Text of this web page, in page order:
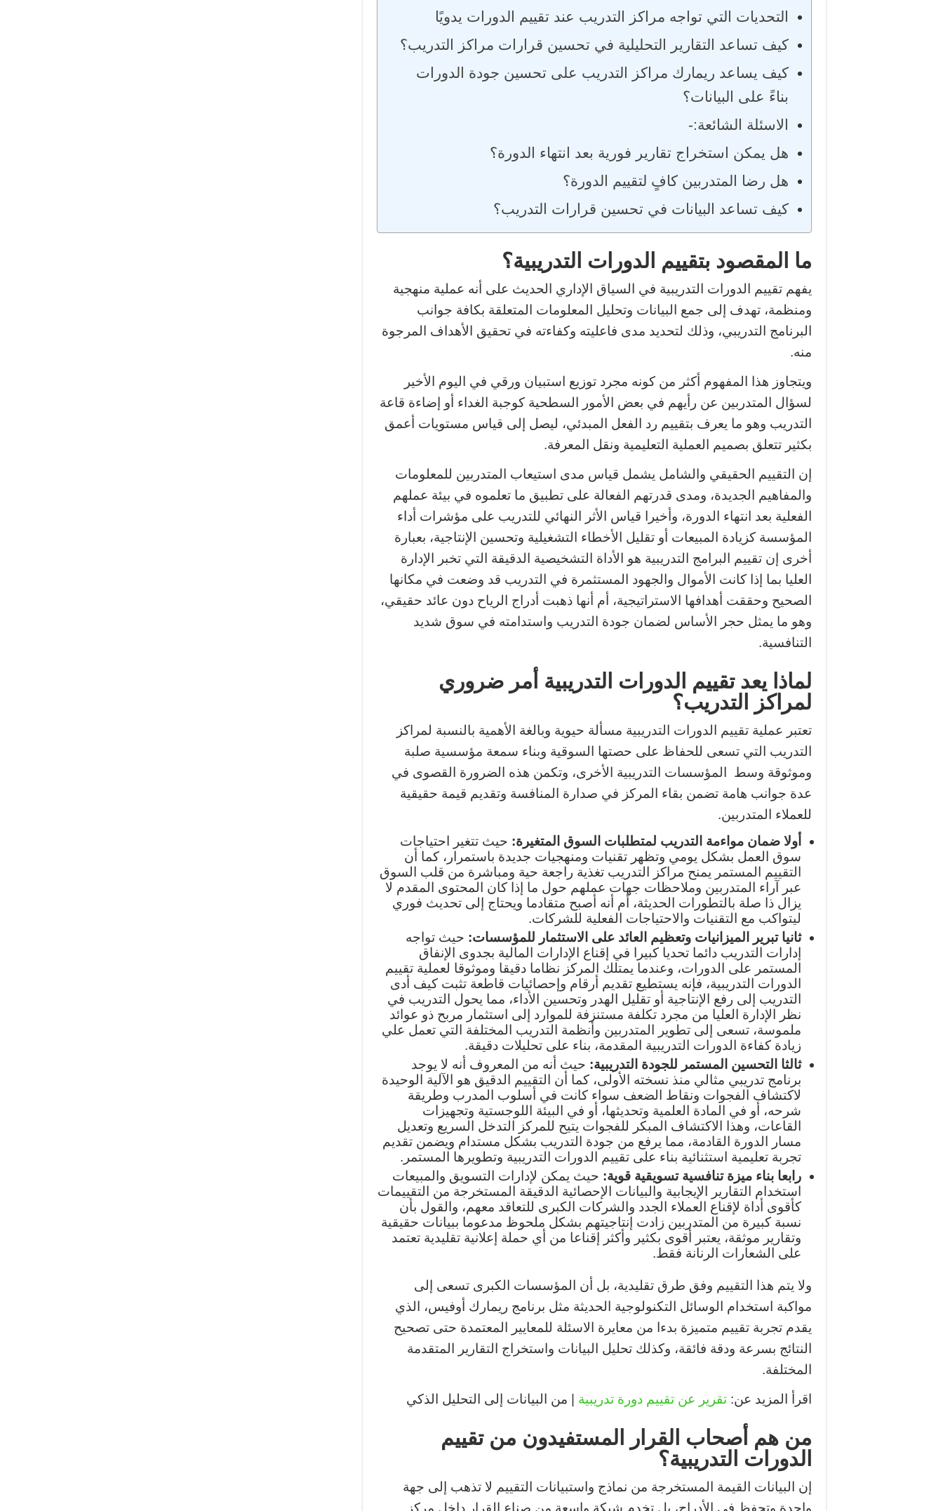
التحديات التي تواجه مراكز التدريب عند تقييم الدورات يدويًا
كيف تساعد التقارير التحليلية في تحسين قرارات مراكز التدريب؟
كيف يساعد ريمارك مراكز التدريب على تحسين جودة الدورات
بناءً على البيانات؟
الاسئلة الشائعة:-
هل يمكن استخراج تقارير فورية بعد انتهاء الدورة؟
هل رضا المتدربين كافٍ لتقييم الدورة؟
كيف تساعد البيانات في تحسين قرارات التدريب؟
ما المقصود بتقييم الدورات التدريبية؟
يفهم تقييم الدورات التدريبية في السياق الإداري الحديث على أنه عملية منهجية
ومنظمة، تهدف إلى جمع البيانات وتحليل المعلومات المتعلقة بكافة جوانب
البرنامج التدريبي، وذلك لتحديد مدى فاعليته وكفاءته في تحقيق الأهداف المرجوة
منه.
ويتجاوز هذا المفهوم أكثر من كونه مجرد توزيع استبيان ورقي في اليوم الأخير
لسؤال المتدربين عن رأيهم في بعض الأمور السطحية كوجبة الغداء أو إضاءة قاعة
التدريب وهو ما يعرف بتقييم رد الفعل المبدئي، ليصل إلى قياس مستويات أعمق
بكثير تتعلق بصميم العملية التعليمية ونقل المعرفة.
إن التقييم الحقيقي والشامل يشمل قياس مدى استيعاب المتدربين للمعلومات
والمفاهيم الجديدة، ومدى قدرتهم الفعالة على تطبيق ما تعلموه في بيئة عملهم
الفعلية بعد انتهاء الدورة، وأخيرا قياس الأثر النهائي للتدريب على مؤشرات أداء
المؤسسة كزيادة المبيعات أو تقليل الأخطاء التشغيلية وتحسين الإنتاجية، بعبارة
أخرى إن تقييم البرامج التدريبية هو الأداة التشخيصية الدقيقة التي تخبر الإدارة
العليا بما إذا كانت الأموال والجهود المستثمرة في التدريب قد وضعت في مكانها
الصحيح وحققت أهدافها الاستراتيجية، أم أنها ذهبت أدراج الرياح دون عائد حقيقي،
وهو ما يمثل حجر الأساس لضمان جودة التدريب واستدامته في سوق شديد
التنافسية.
لماذا يعد تقييم الدورات التدريبية أمر ضروري
لمراكز التدريب؟
تعتبر عملية تقييم الدورات التدريبية مسألة حيوية وبالغة الأهمية بالنسبة لمراكز
التدريب التي تسعى للحفاظ على حصتها السوقية وبناء سمعة مؤسسية صلبة
وموثوقة وسط المؤسسات التدريبية الأخرى، وتكمن هذه الضرورة القصوى في
عدة جوانب هامة تضمن بقاء المركز في صدارة المنافسة وتقديم قيمة حقيقية
للعملاء المتدربين.
أولا ضمان مواءمة التدريب لمتطلبات السوق المتغيرة: حيث تتغير احتياجات
سوق العمل بشكل يومي وتظهر تقنيات ومنهجيات جديدة باستمرار، كما أن
التقييم المستمر يمنح مراكز التدريب تغذية راجعة حية ومباشرة من قلب السوق
عبر آراء المتدربين وملاحظات جهات عملهم حول ما إذا كان المحتوى المقدم لا
يزال ذا صلة بالتطورات الحديثة، أم أنه أصبح متقادما ويحتاج إلى تحديث فوري
ليتواكب مع التقنيات والاحتياجات الفعلية للشركات.
ثانيا تبرير الميزانيات وتعظيم العائد على الاستثمار للمؤسسات: حيث تواجه
إدارات التدريب دائما تحديا كبيرا في إقناع الإدارات المالية بجدوى الإنفاق
المستمر على الدورات، وعندما يمتلك المركز نظاما دقيقا وموثوقا لعملية تقييم
الدورات التدريبية، فإنه يستطيع تقديم أرقام وإحصائيات قاطعة تثبت كيف أدى
التدريب إلى رفع الإنتاجية أو تقليل الهدر وتحسين الأداء، مما يحول التدريب في
نظر الإدارة العليا من مجرد تكلفة مستنزفة للموارد إلى استثمار مربح ذو عوائد
ملموسة، تسعى إلى تطوير المتدربين وأنظمة التدريب المختلفة التي تعمل علي
زيادة كفاءة الدورات التدريبية المقدمة، بناء على تحليلات دقيقة.
ثالثا التحسين المستمر للجودة التدريبية: حيث أنه من المعروف أنه لا يوجد
برنامج تدريبي مثالي منذ نسخته الأولى، كما أن التقييم الدقيق هو الآلية الوحيدة
لاكتشاف الفجوات ونقاط الضعف سواء كانت في أسلوب المدرب وطريقة
شرحه، أو في المادة العلمية وتحديثها، أو في البيئة اللوجستية وتجهيزات
القاعات، وهذا الاكتشاف المبكر للفجوات يتيح للمركز التدخل السريع وتعديل
مسار الدورة القادمة، مما يرفع من جودة التدريب بشكل مستدام ويضمن تقديم
تجربة تعليمية استثنائية بناء على تقييم الدورات التدريبية وتطويرها المستمر.
رابعا بناء ميزة تنافسية تسويقية قوية: حيث يمكن لإدارات التسويق والمبيعات
استخدام التقارير الإيجابية والبيانات الإحصائية الدقيقة المستخرجة من التقييمات
كأقوى أداة لإقناع العملاء الجدد والشركات الكبرى للتعاقد معهم، والقول بأن
نسبة كبيرة من المتدربين زادت إنتاجيتهم بشكل ملحوظ مدعوما ببيانات حقيقية
وتقارير موثقة، يعتبر أقوى بكثير وأكثر إقناعا من أي حملة إعلانية تقليدية تعتمد
على الشعارات الرنانة فقط.
ولا يتم هذا التقييم وفق طرق تقليدية، بل أن المؤسسات الكبرى تسعى إلى
مواكبة استخدام الوسائل التكنولوجية الحديثة مثل برنامج ريمارك أوفيس، الذي
يقدم تجربة تقييم متميزة بدءا من معايرة الاسئلة للمعايير المعتمدة حتى تصحيح
النتائج بسرعة ودقة فائقة، وكذلك تحليل البيانات واستخراج التقارير المتقدمة
المختلفة.
اقرأ المزيد عن: تقرير عن تقييم دورة تدريبية | من البيانات إلى التحليل الذكي
من هم أصحاب القرار المستفيدون من تقييم
الدورات التدريبية؟
إن البيانات القيمة المستخرجة من نماذج واستبيانات التقييم لا تذهب إلى جهة
واحدة وتحفظ في الأدراج، بل تخدم شبكة واسعة من صناع القرار داخل مركز